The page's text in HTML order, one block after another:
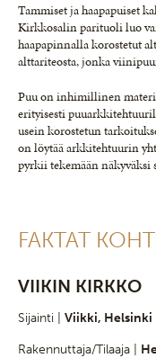
Tammiset ja haapapuiset
Kirkkosalin parituoli luo
haapapinnalla korostetut
alttariteosta, jonka
Puu on inhimillinen
erityisesti
usein korostetun
on löytää arkkitehtuurin
pyrkii tekemään näkyväksi
FAKTAT
VIIKIN KIRKKO
Sijainti | Viikki, Helsinki
Rakennuttaja/Tilaaja |